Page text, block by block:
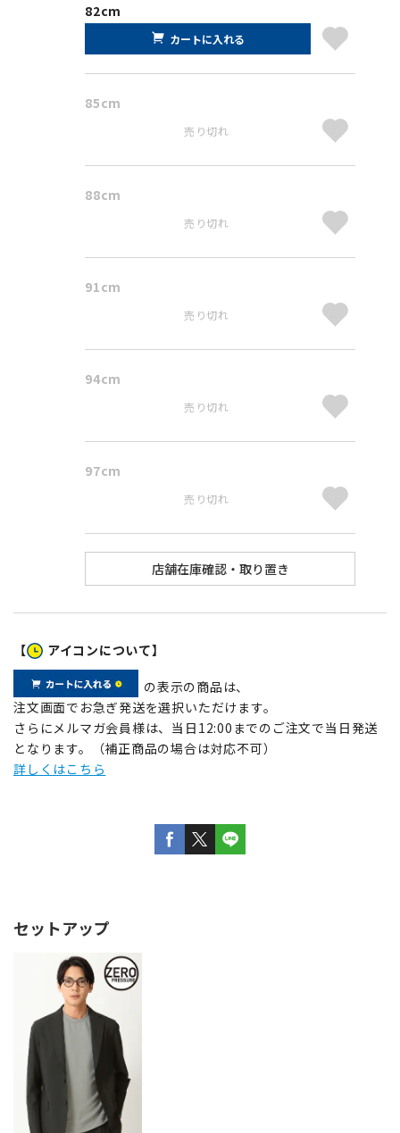
82cm
カートに入れる
85cm
売り切れ
88cm
売り切れ
91cm
売り切れ
94cm
売り切れ
97cm
売り切れ
【 アイコンについて】
の表示の商品は、
注文画面でお急ぎ発送を選択いただけます。
さらにメルマガ会員様は、当日12:00までのご注文で当日発送
となります。（補正商品の場合は対応不可）
詳しくはこちら